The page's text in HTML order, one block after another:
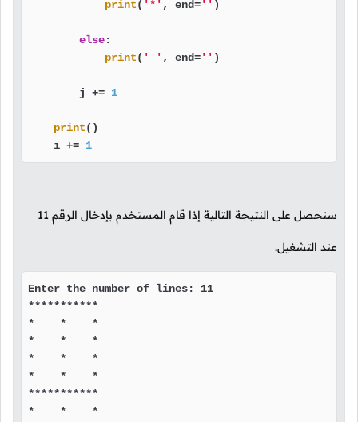
print( '*' , end='' )
else:
print( ' ' , end='' )
        j +=
1
print()
    i +=
1
سنحصل على النتيجة التالية إذا قام المستخدم بإدخال الرقم 11
عند التشغيل.
Enter the number of lines: 11
***********
*    *    *
*    *    *
*    *    *
*    *    *
***********
*    *    *